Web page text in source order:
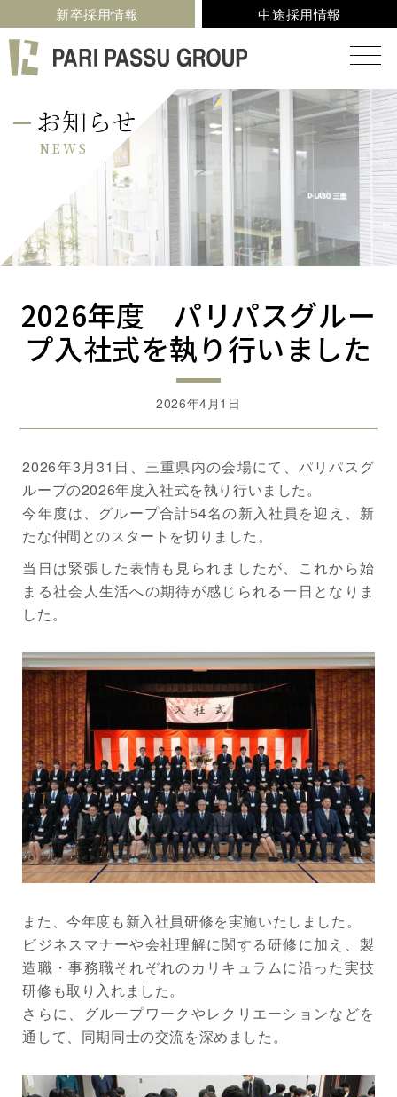
新卒採用情報 中途採用情報
お知らせ
NEWS
2026年度 パリパスグルー
プ入社式を執り行いました
2026年4月1日
2026年3月31日、三重県内の会場にて、パリパスグ
ループの2026年度入社式を執り行いました。
今年度は、グループ合計54名の新入社員を迎え、新
たな仲間とのスタートを切りました。
当日は緊張した表情も見られましたが、これから始
まる社会人生活への期待が感じられる一日となりま
した。
また、今年度も新入社員研修を実施いたしました。
ビジネスマナーや会社理解に関する研修に加え、製
造職・事務職それぞれのカリキュラムに沿った実技
研修も取り入れました。
さらに、グループワークやレクリエーションなどを
通して、同期同士の交流を深めました。